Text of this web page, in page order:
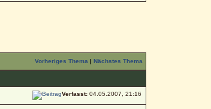
Vorheriges Thema | Nächstes Thema
Verfasst:04.05.2007, 21:16